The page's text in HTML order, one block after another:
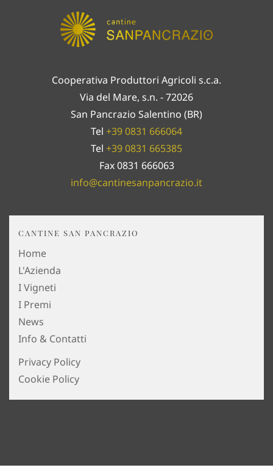
Cooperativa Produttori Agricoli s.c.a.
Via del Mare, s.n. - 72026
San Pancrazio Salentino (BR)
Tel +39 0831 666064
Tel +39 0831 665385
Fax 0831 666063
info@cantinesanpancrazio.it
CANTINE SAN PANCRAZIO
Home
L'Azienda
I Vigneti
I Premi
News
Info & Contatti
Privacy Policy
Cookie Policy